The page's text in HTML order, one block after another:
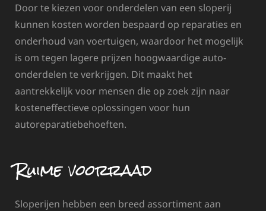
Door te kiezen voor onderdelen van een sloperij
kunnen kosten worden bespaard op reparaties en
onderhoud van voertuigen, waardoor het mogelijk
is om tegen lagere prijzen hoogwaardige auto-
onderdelen te verkrijgen. Dit maakt het
aantrekkelijk voor mensen die op zoek zijn naar
kosteneffectieve oplossingen voor hun
autoreparatiebehoeften.
Ruime voorraad
Sloperijen hebben een breed assortiment aan